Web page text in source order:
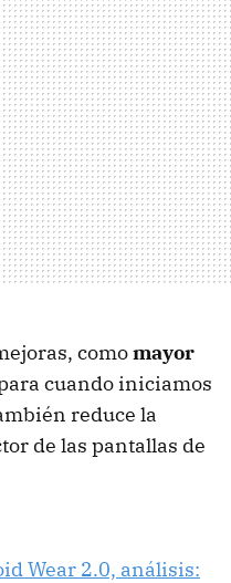
comomayor
cuando iniciamos
reduce la
de las pantallas de
Wear 2.0, análisis: